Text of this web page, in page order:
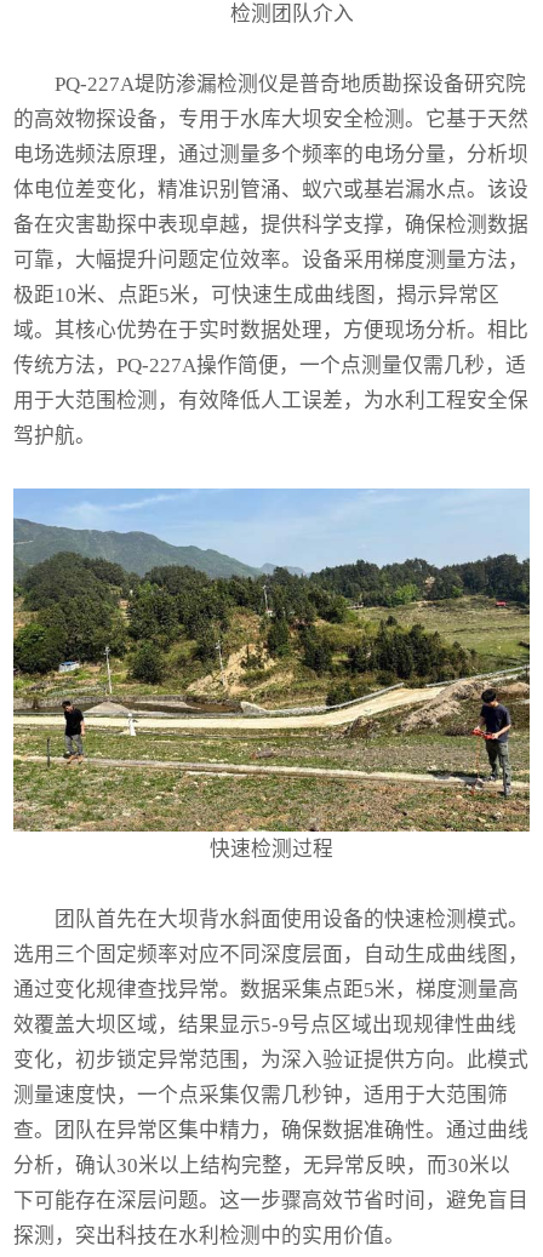
检测团队介入
PQ-227A堤防渗漏检测仪是普奇地质勘探设备研究院
的高效物探设备，专用于水库大坝安全检测。它基于天然
电场选频法原理，通过测量多个频率的电场分量，分析坝
体电位差变化，精准识别管涌、蚁穴或基岩漏水点。该设
备在灾害勘探中表现卓越，提供科学支撑，确保检测数据
可靠，大幅提升问题定位效率。设备采用梯度测量方法，
极距10米、点距5米，可快速生成曲线图，揭示异常区
域。其核心优势在于实时数据处理，方便现场分析。相比
传统方法，PQ-227A操作简便，一个点测量仅需几秒，适
用于大范围检测，有效降低人工误差，为水利工程安全保
驾护航。
快速检测过程
团队首先在大坝背水斜面使用设备的快速检测模式。
选用三个固定频率对应不同深度层面，自动生成曲线图，
通过变化规律查找异常。数据采集点距5米，梯度测量高
效覆盖大坝区域，结果显示5-9号点区域出现规律性曲线
变化，初步锁定异常范围，为深入验证提供方向。此模式
测量速度快，一个点采集仅需几秒钟，适用于大范围筛
查。团队在异常区集中精力，确保数据准确性。通过曲线
分析，确认30米以上结构完整，无异常反映，而30米以
下可能存在深层问题。这一步骤高效节省时间，避免盲目
探测，突出科技在水利检测中的实用价值。